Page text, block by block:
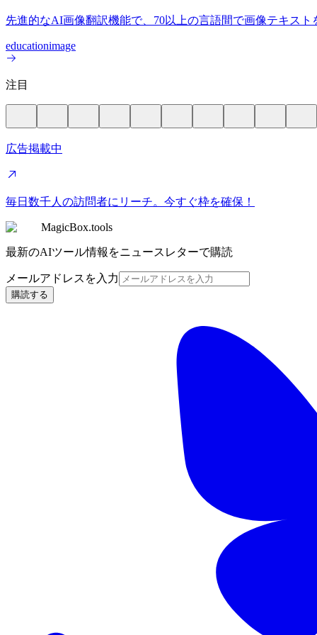
先進的なAI画像翻訳機能で、70以上の言語間で画像テキス
educationimage
注目
広告掲載中
毎日数千人の訪問者にリーチ。今すぐ枠を確保！
MagicBox.tools
最新のAIツール情報をニュースレターで購読
メールアドレスを入力
購読する